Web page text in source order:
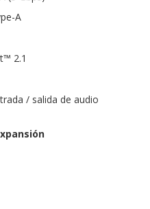
A
2.1
/ salida de audio